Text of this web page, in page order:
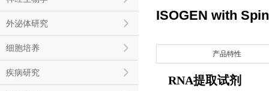
外泌体研究
细胞培养
疾病研究
ISOGEN with
产品特性
RNA提取试剂